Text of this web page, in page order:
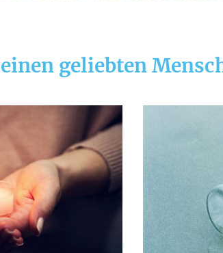
geliebten